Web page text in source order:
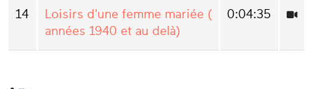
14
Loisirs d'une femme mariée (
années 1940 et au delà)
0:04:35